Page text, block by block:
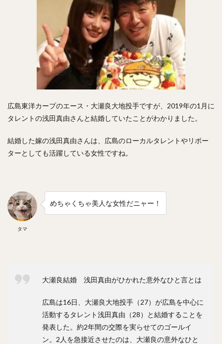
広島東洋カープのエース・大瀬良大地投手ですが、2019年の1月に
タレントの浅田真由さんと結婚していたことがわかりました。
結婚した嫁の浅田真由さんは、広島のローカルタレントやリポー
ターとしても活躍している女性ですね。
タマ
めちゃくちゃ美人な女性だニャー！
大瀬良結婚 浅田真由がひかれた意外なひと言とは
広島は16日、大瀬良大地投手（27）が広島を中心に
活動するタレント浅田真由（28）と結婚することを
発表した。約2年間の交際を実らせてのゴールイ
ン。2人を急接近させたのは、大瀬良の意外なひと
澤村拓一（さわむらひろかず）
佐野恵太（さのけいた）
三嶋一輝（みしまかずき）
瀧中瞭太（たきなかりょうた）
宮城大弥（みやぎひろや）
石井一久（いしいかずひさ）
紅林弘太郎（くればやしこうたろう）
炭谷銀仁朗（すみたにぎんじろう）
五十幡亮汰（いそばたりょうた）
栗林良吏（くりばやしりょうじ）
オコエ瑠偉（おこえるい）
下村海翔（しもむらかいと）
吉住晴斗（よしずみはると）
大隣憲司（おおとなりけんじ）
長谷川勇也（はせがわゆうや）
中村奨成（なかむらしょうせい）
一岡竜司（いちおかりゅうじ）
筒香嘉智（つつごうよしとも）